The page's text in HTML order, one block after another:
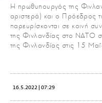
Η πρωθυπουργός της
αριστερά) και ο Πρόεδρος
παρευρίσκονται σε κοινή
της Φινλανδίας στο ΝΑΤΟ
της Φινλανδίας στις 15
16.5.2022 | 07:29